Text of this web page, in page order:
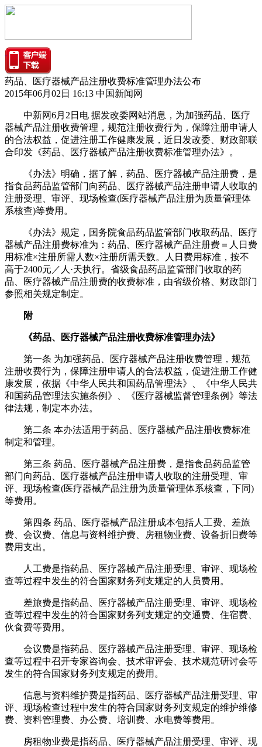
药品、医疗器械产品注册收费标准管理办法公布
2015年06月02日 16:13 中国新闻网
中新网6月2日电 据发改委网站消息，为加强药品、医疗
器械产品注册收费管理，规范注册收费行为，保障注册申请人
的合法权益，促进注册工作健康发展，近日发改委、财政部联
合印发《药品、医疗器械产品注册收费标准管理办法》。
《办法》明确，据了解，药品、医疗器械产品注册费，是
指食品药品监管部门向药品、医疗器械产品注册申请人收取的
注册受理、审评、现场检查(医疗器械产品注册为质量管理体
系核查)等费用。
《办法》规定，国务院食品药品监管部门收取药品、医疗
器械产品注册费标准为：药品、医疗器械产品注册费＝人日费
用标准×注册所需人数×注册所需天数。人日费用标准，按不
高于2400元／人·天执行。省级食品药品监管部门收取的药
品、医疗器械产品注册费的收费标准，由省级价格、财政部门
参照相关规定制定。
附
《药品、医疗器械产品注册收费标准管理办法》
第一条 为加强药品、医疗器械产品注册收费管理，规范
注册收费行为，保障注册申请人的合法权益，促进注册工作健
康发展，依据《中华人民共和国药品管理法》、《中华人民共
和国药品管理法实施条例》、《医疗器械监督管理条例》等法
律法规，制定本办法。
第二条 本办法适用于药品、医疗器械产品注册收费标准
制定和管理。
第三条 药品、医疗器械产品注册费，是指食品药品监管
部门向药品、医疗器械产品注册申请人收取的注册受理、审
评、现场检查(医疗器械产品注册为质量管理体系核查，下同)
等费用。
第四条 药品、医疗器械产品注册成本包括人工费、差旅
费、会议费、信息与资料维护费、房租物业费、设备折旧费等
费用支出。
人工费是指药品、医疗器械产品注册受理、审评、现场检
查等过程中发生的符合国家财务列支规定的人员费用。
差旅费是指药品、医疗器械产品注册受理、审评、现场检
查等过程中发生的符合国家财务列支规定的交通费、住宿费、
伙食费等费用。
会议费是指药品、医疗器械产品注册受理、审评、现场检
查等过程中召开专家咨询会、技术审评会、技术规范研讨会等
发生的符合国家财务列支规定的费用。
信息与资料维护费是指药品、医疗器械产品注册受理、审
评、现场检查过程中发生的符合国家财务列支规定的维护维修
费、资料管理费、办公费、培训费、水电费等费用。
房租物业费是指药品、医疗器械产品注册受理、审评、现